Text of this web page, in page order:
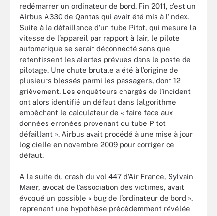
redémarrer un ordinateur de bord. Fin 2011, c’est un
Airbus A330 de Qantas qui avait été mis à l’index.
Suite à la défaillance d’un tube Pitot, qui mesure la
vitesse de l’appareil par rapport à l’air, le pilote
automatique se serait déconnecté sans que
retentissent les alertes prévues dans le poste de
pilotage. Une chute brutale a été à l’origine de
plusieurs blessés parmi les passagers, dont 12
grièvement. Les enquêteurs chargés de l’incident
ont alors identifié un défaut dans l’algorithme
empêchant le calculateur de « faire face aux
données erronées provenant du tube Pitot
défaillant ». Airbus avait procédé à une mise à jour
logicielle en novembre 2009 pour corriger ce
défaut.
A la suite du crash du vol 447 d’Air France, Sylvain
Maier, avocat de l’association des victimes, avait
évoqué un possible « bug de l’ordinateur de bord »,
reprenant une hypothèse précédemment révélée